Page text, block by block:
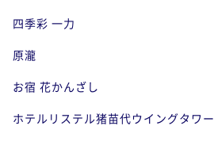
四季彩 一力
原瀧
お宿 花かんざし
ホテルリステル猪苗代ウイングタワー